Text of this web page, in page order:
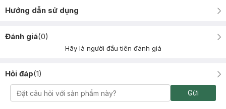
Hướng dẫn sử dụng
Đánh giá(0)
Hãy là người đầu tiên đánh giá
Hỏi đáp(1)
Gửi